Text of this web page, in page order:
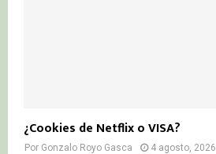
¿Cookies de Netflix o VISA?
Por Gonzalo Royo Gasca 4 agosto, 2026